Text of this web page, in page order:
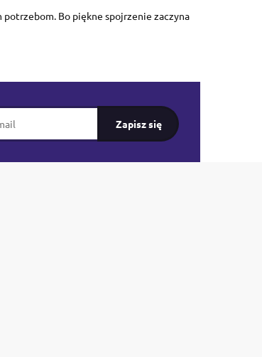
Bo piękne spojrzenie zaczyna